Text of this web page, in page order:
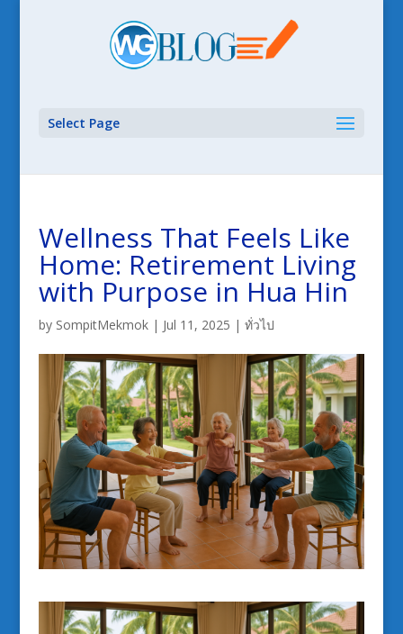
Select Page
Wellness That Feels Like
Home: Retirement Living
with Purpose in Hua Hin
by SompitMekmok| Jul 11, 2025 | ทั่วไป